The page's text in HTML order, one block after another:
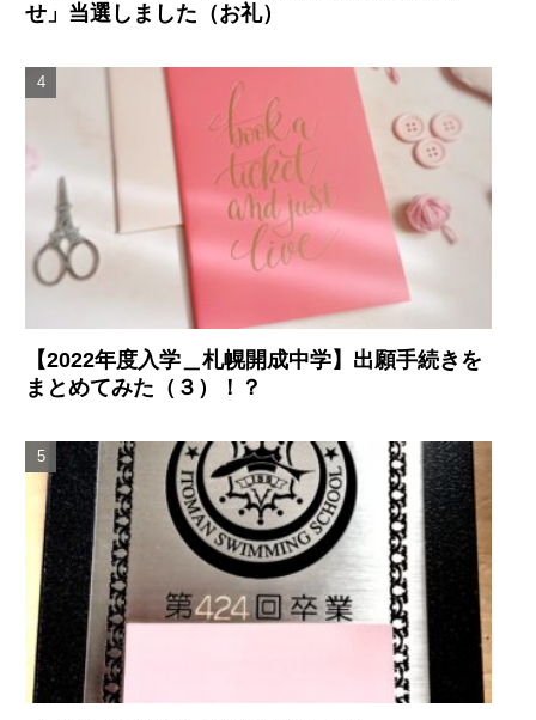
せ」当選しました（お礼）
【2022年度入学＿札幌開成中学】出願手続きを
まとめてみた（３）！？